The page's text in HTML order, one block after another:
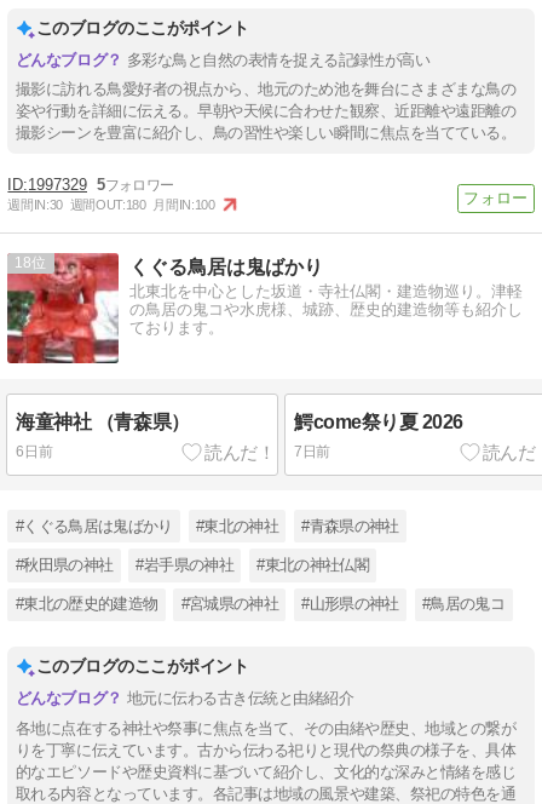
このブログのここがポイント
多彩な鳥と自然の表情を捉える記録性が高い
撮影に訪れる鳥愛好者の視点から、地元のため池を舞台にさまざまな鳥の
姿や行動を詳細に伝える。早朝や天候に合わせた観察、近距離や遠距離の
撮影シーンを豊富に紹介し、鳥の習性や楽しい瞬間に焦点を当てている。
1997329 5
週間IN:30 週間OUT:180 月間IN:100
18 くぐる鳥居は鬼ばかり
北東北を中心とした坂道・寺社仏閣・建造物巡り。津軽
の鳥居の鬼コや水虎様、城跡、歴史的建造物等も紹介し
ております。
海童神社 （青森県）
6日前
鰐come祭り夏 2026
7日前
#くぐる鳥居は鬼ばかり #東北の神社 #青森県の神社
#秋田県の神社 #岩手県の神社 #東北の神社仏閣
#東北の歴史的建造物 #宮城県の神社 #山形県の神社 #鳥居の鬼コ
このブログのここがポイント
地元に伝わる古き伝統と由緒紹介
各地に点在する神社や祭事に焦点を当て、その由緒や歴史、地域との繋が
りを丁寧に伝えています。古から伝わる祀りと現代の祭典の様子を、具体
的なエピソードや歴史資料に基づいて紹介し、文化的な深みと情緒を感じ
取れる内容となっています。各記事は地域の風景や建築、祭祀の特色を通